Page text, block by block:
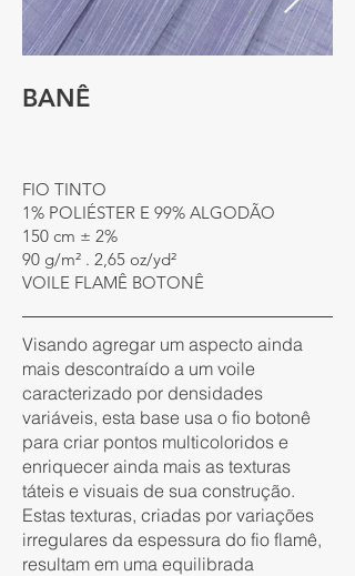
BANÊ
FIO TINTO
1% POLIÉSTER E 99% ALGODÃO
150 cm ± 2%
90 g/m² . 2,65 oz/yd²
VOILE FLAMÊ BOTONÊ
Visando agregar um aspecto ainda
mais descontraído a um voile
caracterizado por densidades
variáveis, esta base usa o fio botonê
para criar pontos multicoloridos e
enriquecer ainda mais as texturas
táteis e visuais de sua construção.
Estas texturas, criadas por variações
irregulares da espessura do fio flamê,
resultam em uma equilibrada